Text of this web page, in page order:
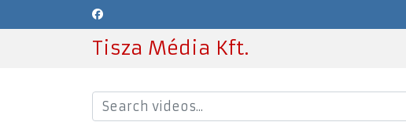
Tisza Média Kft.